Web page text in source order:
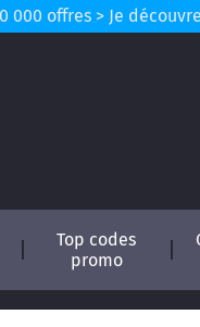
000 offres > Je découvre
Top codes
promo